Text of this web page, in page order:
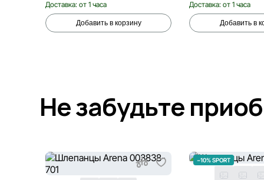
Доставка: от 1 часа
Добавить в корзину
Доставка: от 1 часа
Добавить в
Не забудьте
−10% SPORT